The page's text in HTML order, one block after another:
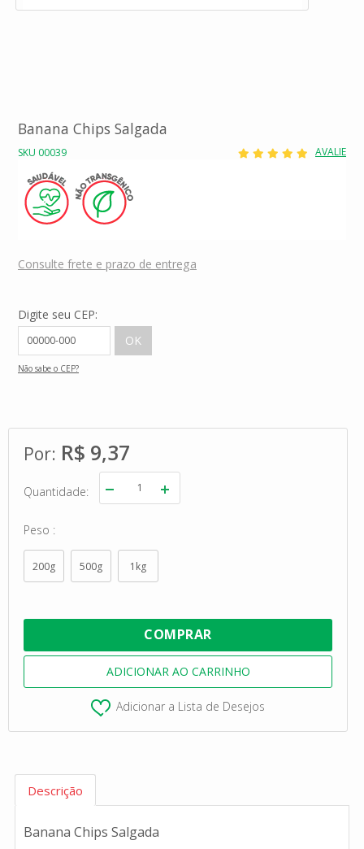
Banana Chips Salgada
SKU 00039 AVALIE
Consulte frete e prazo de entrega
Digite seu CEP:
Não sabe o CEP?
R$ 9,37
Quantidade
Peso
200g 500g 1kg
Adicionar a Lista de Desejos
Descrição
Banana Chips Salgada